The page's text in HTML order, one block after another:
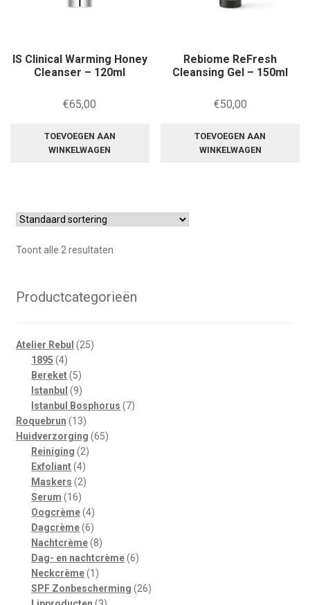
IS Clinical Warming Honey
Cleanser – 120ml
€65,00
TOEVOEGEN AAN
WINKELWAGEN
Rebiome ReFresh
Cleansing Gel – 150ml
€50,00
TOEVOEGEN AAN
WINKELWAGEN
Toont alle 2 resultaten
Productcategorieën
Atelier Rebul 2525
1895 44
producten
Bereket 55
producten
Istanbul 99
producten
Istanbul Bosphorus 77
Roquebrun 1313
producten
Huidverzorging 6565
Reiniging 22
Exfoliant 44
producten
Maskers 22
Serum 1616
producten
Oogcrème 44
producten
Dagcrème 66
producten
Nachtcrème 88
producten
Dag- en nachtcrème 66
Neckcrème 1 1
product
SPF Zonbescherming 2626